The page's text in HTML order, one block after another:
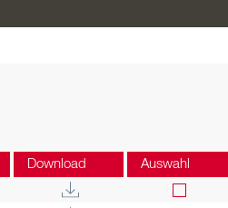
Download
Auswahl